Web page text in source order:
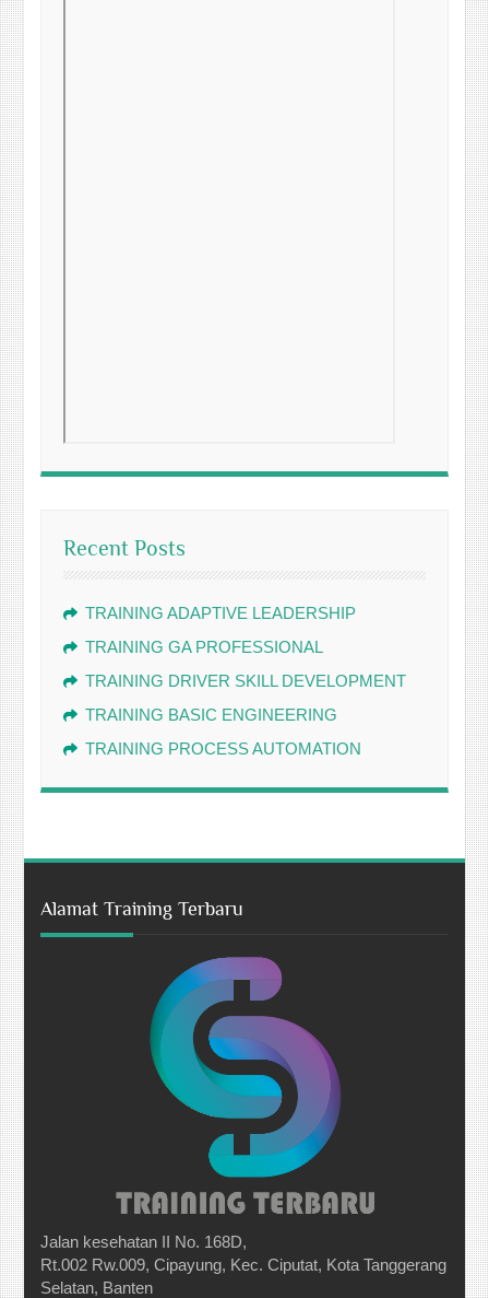
Recent Posts
TRAINING ADAPTIVE LEADERSHIP
TRAINING GA PROFESSIONAL
TRAINING DRIVER SKILL DEVELOPMENT
TRAINING BASIC ENGINEERING
TRAINING PROCESS AUTOMATION
Alamat Training Terbaru
Jalan kesehatan II No. 168D,
Rt.002 Rw.009, Cipayung, Kec. Ciputat, Kota Tanggerang
Selatan, Banten